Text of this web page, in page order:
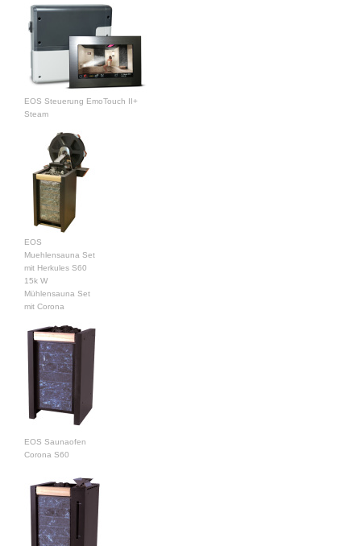
EOS Steuerung EmoTouch II+
Steam
EOS
Muehlensauna Set
mit Herkules S60
15k W
Mühlensauna Set
mit Corona
EOS Saunaofen
Corona S60